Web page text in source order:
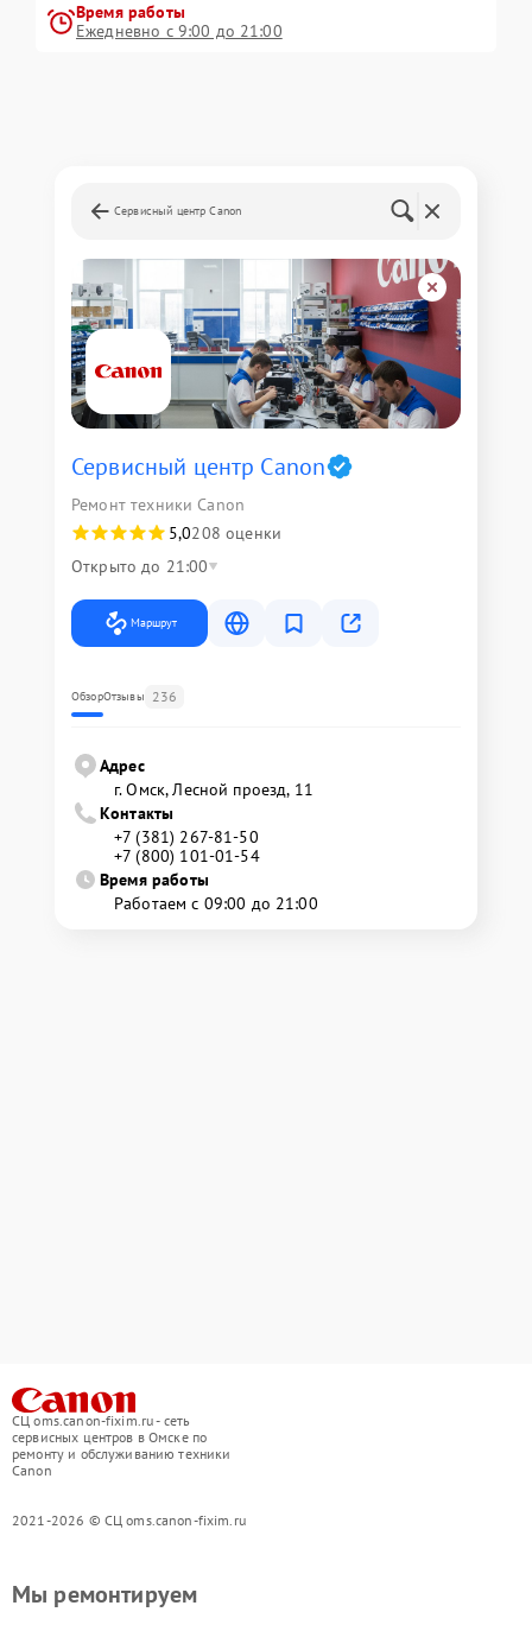
Время работы
Ежедневно с 9:00 до 21:00
Сервисный центр Canon
Сервисный центр Canon
Ремонт техники Canon
5,0208 оценки
Открыто до 21:00
Маршрут
ОбзорОтзывы 236
Адрес
г. Омск, ​Лесной проезд, 11
Контакты
+7 (381) 267-81-50
+7 (800) 101-01-54
Время работы
Работаем с 09:00 до 21:00
СЦ oms.canon-fixim.ru - сеть
сервисных центров в Омске по
ремонту и обслуживанию техники
Canon
2021-2026 © СЦ oms.canon-fixim.ru
Мы ремонтируем